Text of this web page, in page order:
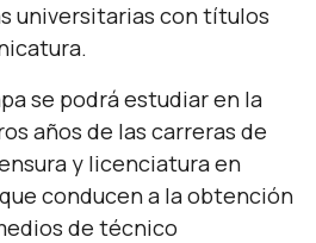
universitarias con títulos
se podrá estudiar en la
años de las carreras de
y licenciatura en
conducen a la obtención
de técnico